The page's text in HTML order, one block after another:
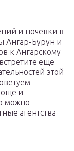
и ночевки в
Ангар-Бурун и
к Ангарскому
еще
этой
и
можно
агентства